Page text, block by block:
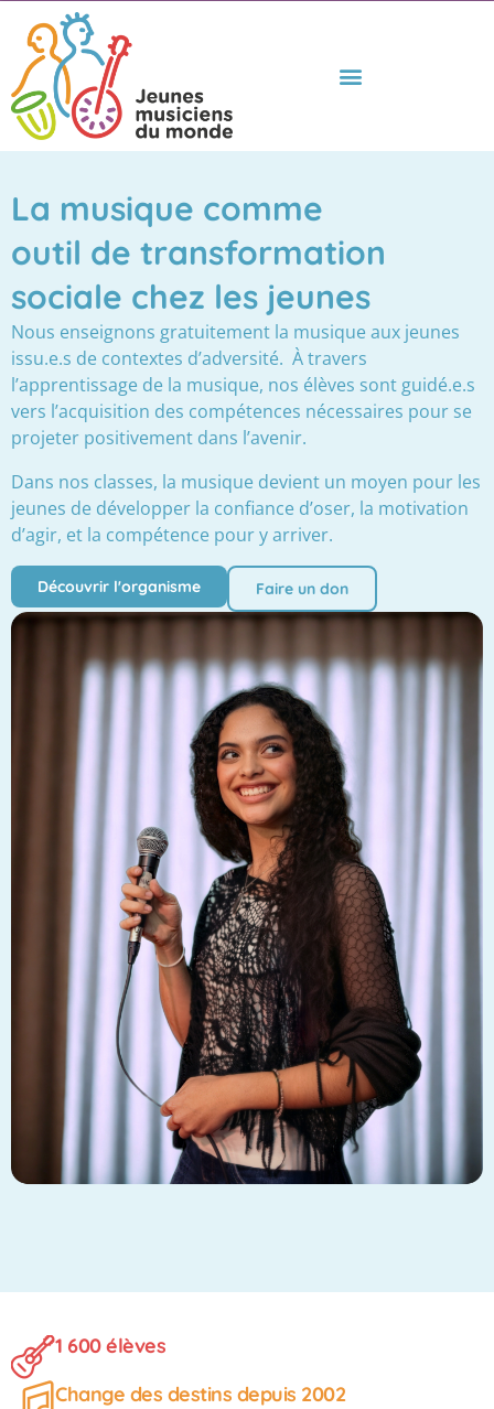
La musique comme
outil de transformation
sociale chez les jeunes
Nous enseignons gratuitement la musique aux jeunes
issu.e.s de contextes d’adversité. À travers
l’apprentissage de la musique, nos élèves sont guidé.e.s
vers l’acquisition des compétences nécessaires pour se
projeter positivement dans l’avenir.
Dans nos classes, la musique devient un moyen pour les
jeunes de développer la confiance d’oser, la motivation
d’agir, et la compétence pour y arriver.
Découvrir l'organisme Faire un don
1 600 élèves
Change des destins depuis 2002